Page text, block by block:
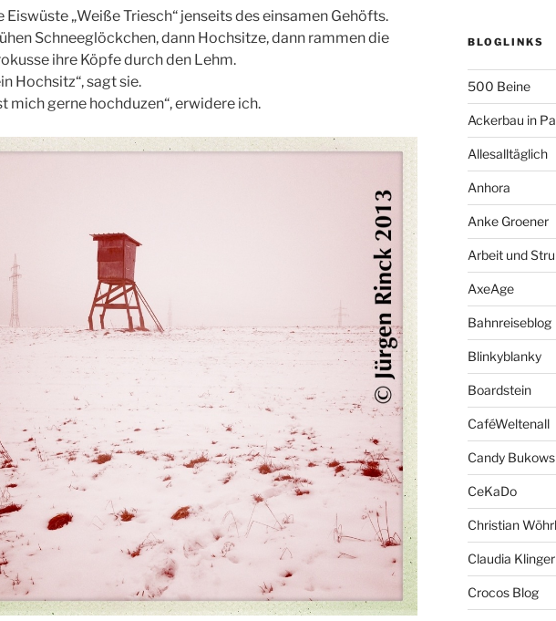
Eiswüste „Weiße Triesch“ jenseits des einsamen Gehöfts.
Schneeglöckchen, dann Hochsitze, dann rammen die
ihre Köpfe durch den Lehm.
Hochsitz“, sagt sie.
mich gerne hochduzen“, erwidere ich.
BLOGLINKS
500 Beine
Ackerbau in
Allesalltäglich
Anhora
Anke Groener
Arbeit und
AxeAge
Bahnreiseblog
Blinkyblanky
Boardstein
CaféWeltenall
Candy
CeKaDo
Christian Wöhrl
Claudia Klinger
Crocos Blog